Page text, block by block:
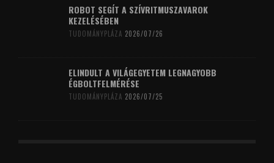
ROBOT SEGÍT A SZÍVRITMUSZAVAROK
KEZELÉSÉBEN
TUDOMÁNYPLÁZA 2026/07/26
ELINDULT A VILÁGEGYETEM LEGNAGYOBB
ÉGBOLTFELMÉRÉSE
TUDOMÁNYPLÁZA 2026/07/25